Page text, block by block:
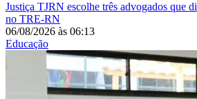
Justiça TJRN escolhe três advogados que
no TRE-RN
06/08/2026 às 06:13
Educação